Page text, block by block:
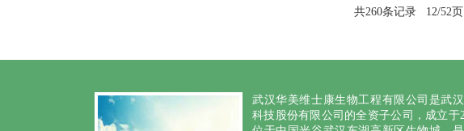
共260条记录 12/52页
武汉华美维士康生物工程有限公司是武
科技股份有限公司的全资子公司，成立于